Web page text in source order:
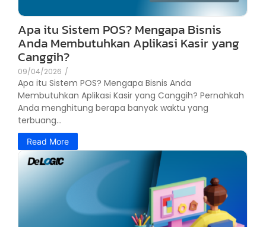
Apa itu Sistem POS? Mengapa Bisnis
Anda Membutuhkan Aplikasi Kasir yang
Canggih?
09/04/2026 /
Apa itu Sistem POS? Mengapa Bisnis Anda
Membutuhkan Aplikasi Kasir yang Canggih? Pernahkah
Anda menghitung berapa banyak waktu yang
terbuang...
Read More